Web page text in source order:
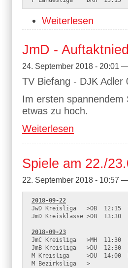
Weiterlesen
JmD -
24. September 2018 - 20:01
TV Biefang - DJK
Im ersten spannendem
etwas zu hoch.
Weiterlesen
Spiele am 22./
22. September 2018 - 10:57
2018-09-22
JwD Kreisliga   >OB  12:15
JmD Kreisklasse >OB  13:30
2018-09-23
JmC Kreisliga   >MH  11:30
JmB Kreisliga   >DU  12:30
M Kreisliga     >DU  14:00
M Bezirksliga   >